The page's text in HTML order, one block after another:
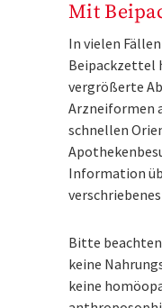
Mit
In vielen
Beipackzettel
vergrößerte
Arzneiformen
schnellen
Information
Bitte
keine
keine